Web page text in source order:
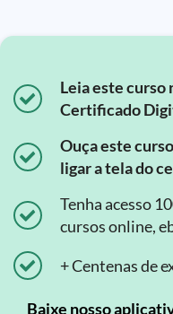
Leia este curso
Certificado
Ouça este
ligar a tela do
Tenha acesso
cursos online,
+ Centenas de
Baixe nosso